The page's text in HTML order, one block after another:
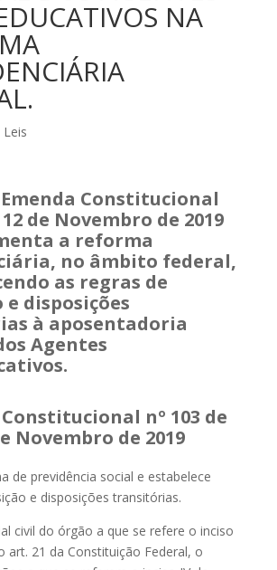
NA
Leis
Constitucional
12 de Novembro de 2019
a reforma
no âmbito federal,
as regras de
disposições
à aposentadoria
Agentes
nº 103 de
Novembro de 2019
de previdência social e estabelece
e disposições transitórias.
civil do órgão a que se refere o inciso
art. 21 da Constituição Federal, o